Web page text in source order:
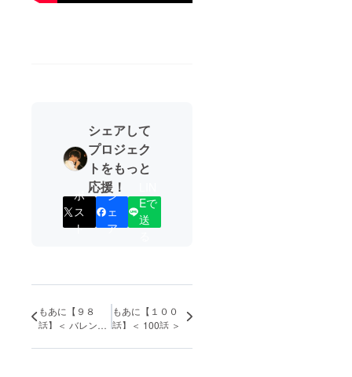
シェアして
プロジェク
トをもっと
応援！
ポ
ス
ト
シ
ェ
ア
Eで
送
もあに【９８
話】＜ バレンタ
もあに【１００
話】＜ 100話 ＞